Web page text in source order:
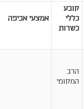
קובע
כללי
כשרות
אמצעי אכיפה
הרב
המקומי